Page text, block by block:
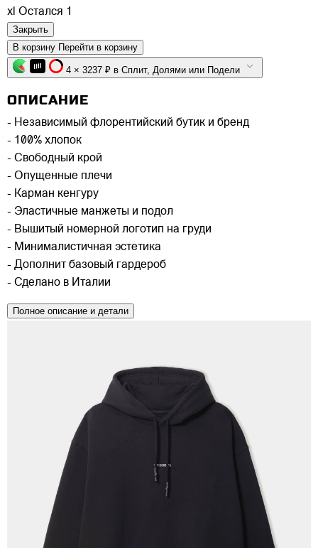
xl Остался 1
Закрыть
В корзину Перейти в корзину
4 × 3237 ₽ в Сплит, Долями или Подели
ОПИСАНИЕ
- Независимый флорентийский бутик и бренд
- 100% хлопок
- Свободный крой
- Опущенные плечи
- Карман кенгуру
- Эластичные манжеты и подол
- Вышитый номерной логотип на груди
- Минималистичная эстетика
- Дополнит базовый гардероб
- Сделано в Италии
Полное описание и детали